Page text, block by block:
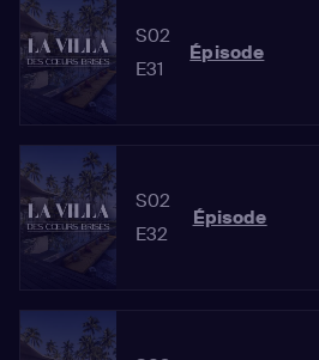
S02
E31
Épisode
S02
E32
Épisode